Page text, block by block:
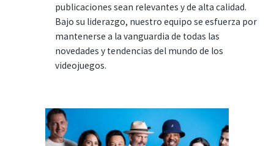
publicaciones sean relevantes y de alta calidad.
Bajo su liderazgo, nuestro equipo se esfuerza por
mantenerse a la vanguardia de todas las
novedades y tendencias del mundo de los
videojuegos.